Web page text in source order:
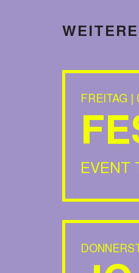
FREITAG |
EVENT